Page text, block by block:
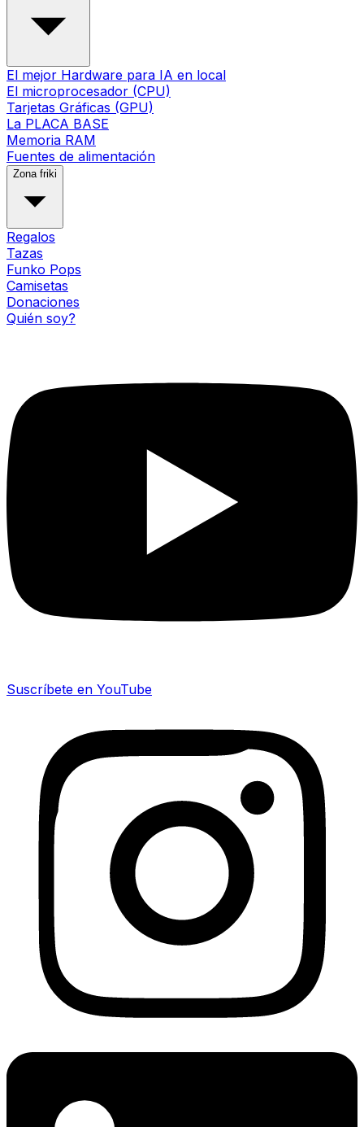
El mejor Hardware para IA en local
El microprocesador (CPU)
Tarjetas Gráficas (GPU)
La PLACA BASE
Memoria RAM
Fuentes de alimentación
Zona friki
Regalos
Tazas
Funko Pops
Camisetas
Donaciones
Quién soy?
Suscríbete en YouTube